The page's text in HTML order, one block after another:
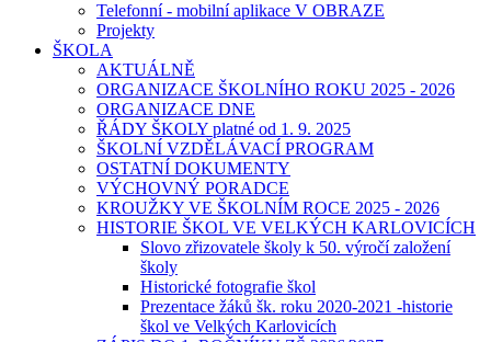
Telefonní - mobilní aplikace V OBRAZE
Projekty
ŠKOLA
AKTUÁLNĚ
ORGANIZACE ŠKOLNÍHO ROKU 2025 - 2026
ORGANIZACE DNE
ŘÁDY ŠKOLY platné od 1. 9. 2025
ŠKOLNÍ VZDĚLÁVACÍ PROGRAM
OSTATNÍ DOKUMENTY
VÝCHOVNÝ PORADCE
KROUŽKY VE ŠKOLNÍM ROCE 2025 - 2026
HISTORIE ŠKOL VE VELKÝCH KARLOVICÍCH
Slovo zřizovatele školy k 50. výročí založení
školy
Historické fotografie škol
Prezentace žáků šk. roku 2020-2021 -historie
škol ve Velkých Karlovicích